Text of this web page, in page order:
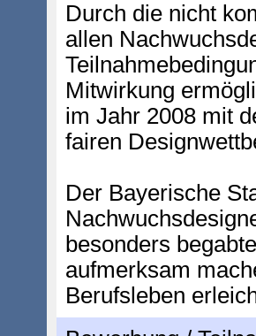
Durch die nicht
allen
Mitwirkung
im Jahr 2008 mit
fairen
Der Bayerische
besonders
aufmerksam
Berufsleben